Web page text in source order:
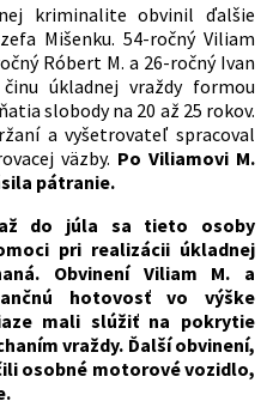
kriminalite obvinil ďalšie
Mišenku. 54-ročný Viliam
Róbert M. a 26-ročný Ivan
úkladnej vraždy formou
slobody na 20 až 25 rokov.
a vyšetrovateľ spracoval
väzby. Po Viliamovi M.
pátranie.
do júla sa tieto osoby
pri realizácii úkladnej
Obvinení Viliam M. a
hotovosť vo výške
mali slúžiť na pokrytie
vraždy. Ďalší obvinení,
osobné motorové vozidlo,